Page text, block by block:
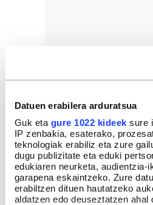
Datuen erabilera arduratsua
Guk eta gure 1022 kideek sure
IP zenbakia, esaterako,
teknologiak erabiliz eta zure
dugu publizitate eta eduki
edukiaren neurketa, audientzia-
garapena eskaintzeko. Zure
erabiltzen dituen hautatzeko
aldatzen edo deuseztatzen ahal